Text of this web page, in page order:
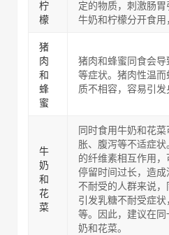
柠
檬
定的物质，刺激肠
牛奶和柠檬分开食用
猪
肉
和
蜂
蜜
猪肉和蜂蜜同食会
等症状。猪肉性温
质不相容，容易引发
牛
奶
和
花
菜
同时食用牛奶和花
胀、腹泻等不适症
的纤维素相互作用
停留时间过长，造
不耐受的人群来说
引发乳糖不耐受症
等。因此，建议在
奶和花菜。